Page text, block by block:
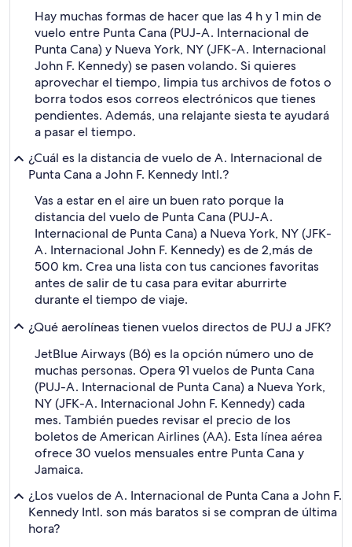
Hay muchas formas de hacer que las 4 h y 1 min de
vuelo entre Punta Cana (PUJ-A. Internacional de
Punta Cana) y Nueva York, NY (JFK-A. Internacional
John F. Kennedy) se pasen volando. Si quieres
aprovechar el tiempo, limpia tus archivos de fotos o
borra todos esos correos electrónicos que tienes
pendientes. Además, una relajante siesta te ayudará
a pasar el tiempo.
¿Cuál es la distancia de vuelo de A. Internacional de
Punta Cana a John F. Kennedy Intl.?
Vas a estar en el aire un buen rato porque la
distancia del vuelo de Punta Cana (PUJ-A.
Internacional de Punta Cana) a Nueva York, NY (JFK-
A. Internacional John F. Kennedy) es de 2,más de
500 km. Crea una lista con tus canciones favoritas
antes de salir de tu casa para evitar aburrirte
durante el tiempo de viaje.
¿Qué aerolíneas tienen vuelos directos de PUJ a JFK?
JetBlue Airways (B6) es la opción número uno de
muchas personas. Opera 91 vuelos de Punta Cana
(PUJ-A. Internacional de Punta Cana) a Nueva York,
NY (JFK-A. Internacional John F. Kennedy) cada
mes. También puedes revisar el precio de los
boletos de American Airlines (AA). Esta línea aérea
ofrece 30 vuelos mensuales entre Punta Cana y
Jamaica.
¿Los vuelos de A. Internacional de Punta Cana a John F.
Kennedy Intl. son más baratos si se compran de última
hora?